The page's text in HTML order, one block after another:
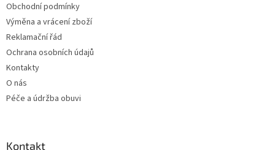
Obchodní podmínky
Výměna a vrácení zboží
Reklamační řád
Ochrana osobních údajů
Kontakty
O nás
Péče a údržba obuvi
Kontakt